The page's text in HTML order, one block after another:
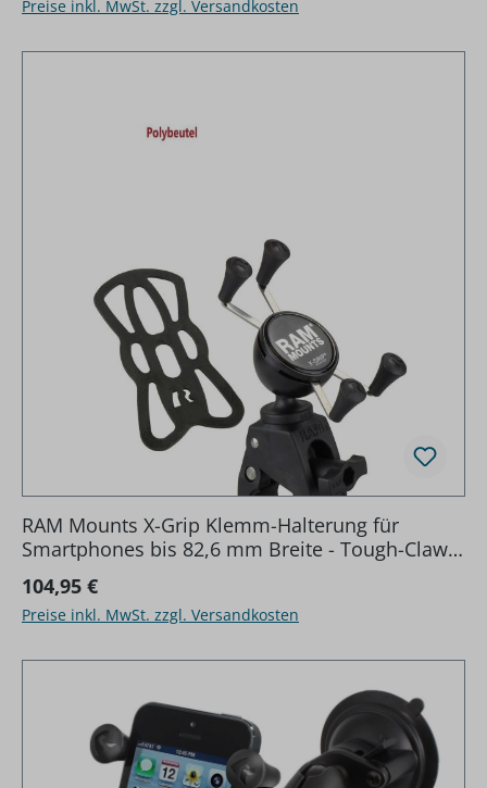
Preise inkl. MwSt. zzgl. Versandkosten
RAM Mounts X-Grip Klemm-Halterung für
Smartphones bis 82,6 mm Breite - Tough-Claw
klein (Durchmesser 15,9-29,0 mm), direkte X-
Grip-Anbindung
Regulärer Preis:
104,95 €
Preise inkl. MwSt. zzgl. Versandkosten